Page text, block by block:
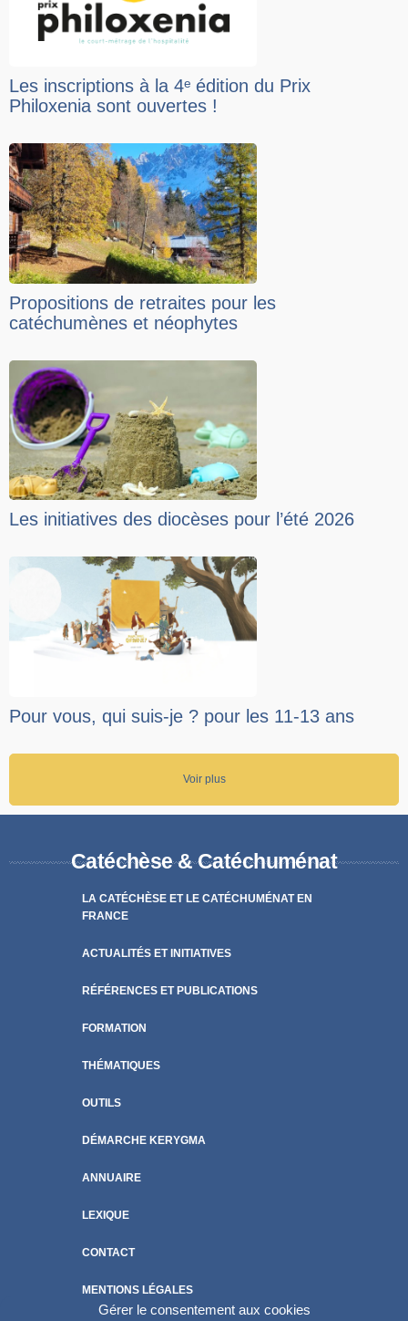
Gérer le consentement aux cookies
Les inscriptions à la 4ᵉ édition du Prix
Philoxenia sont ouvertes !
Propositions de retraites pour les
catéchumènes et néophytes
Les initiatives des diocèses pour l’été 2026
Pour vous, qui suis-je ? pour les 11-13 ans
Voir plus
Catéchèse & Catéchuménat
LA CATÉCHÈSE ET LE CATÉCHUMÉNAT EN
FRANCE
ACTUALITÉS ET INITIATIVES
RÉFÉRENCES ET PUBLICATIONS
FORMATION
THÉMATIQUES
OUTILS
DÉMARCHE KERYGMA
ANNUAIRE
LEXIQUE
CONTACT
MENTIONS LÉGALES